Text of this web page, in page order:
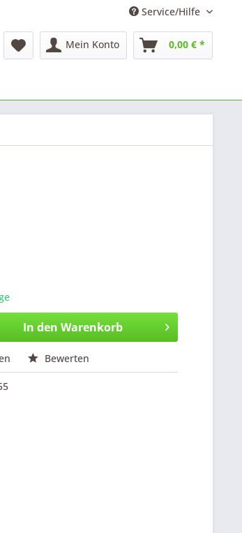
Service/Hilfe
Mein Konto 0,00 € *
In den Warenkorb
Bewerten